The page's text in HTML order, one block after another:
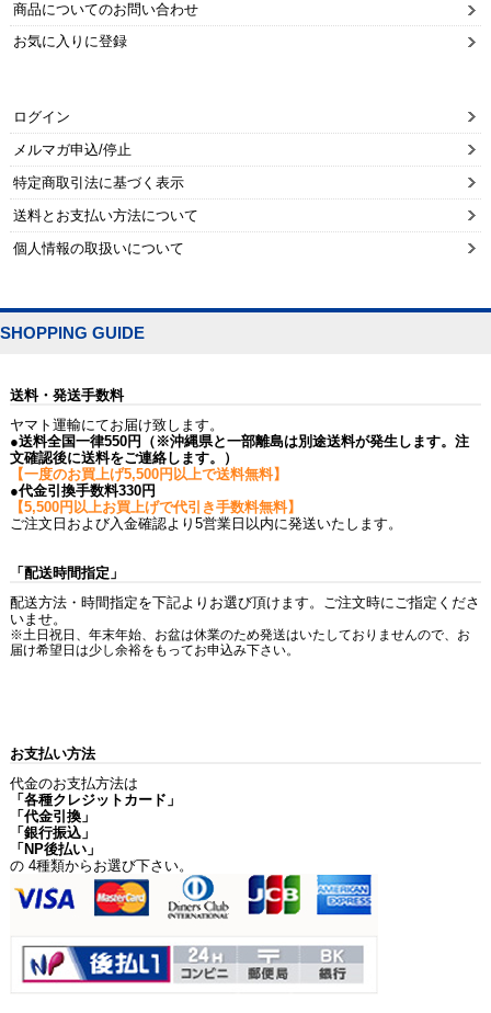
商品についてのお問い合わせ
お気に入りに登録
ログイン
メルマガ申込/停止
特定商取引法に基づく表示
送料とお支払い方法について
個人情報の取扱いについて
SHOPPING GUIDE
送料・発送手数料
ヤマト運輸にてお届け致します。
●送料全国一律550円（※沖縄県と一部離島は別途送料が発生します。注
文確認後に送料をご連絡します。）
【一度のお買上げ5,500円以上で送料無料】
●代金引換手数料330円
【5,500円以上お買上げで代引き手数料無料】
ご注文日および入金確認より5営業日以内に発送いたします。
「配送時間指定」
配送方法・時間指定を下記よりお選び頂けます。ご注文時にご指定くださ
いませ。
※土日祝日、年末年始、お盆は休業のため発送はいたしておりませんので、お
届け希望日は少し余裕をもってお申込み下さい。
お支払い方法
代金のお支払方法は
「各種クレジットカード」
「代金引換」
「銀行振込」
「NP後払い」
の 4種類からお選び下さい。